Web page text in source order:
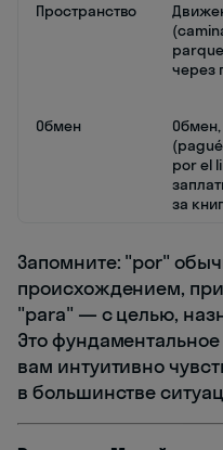
Пространство
через
Обмен
Обмен,
por el
за
Запомните: "por"
происхождением,
"para" — с целью,
Это
вам интуитивно
в большинстве